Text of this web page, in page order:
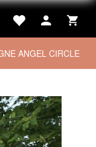
ANGEL CIRCLE